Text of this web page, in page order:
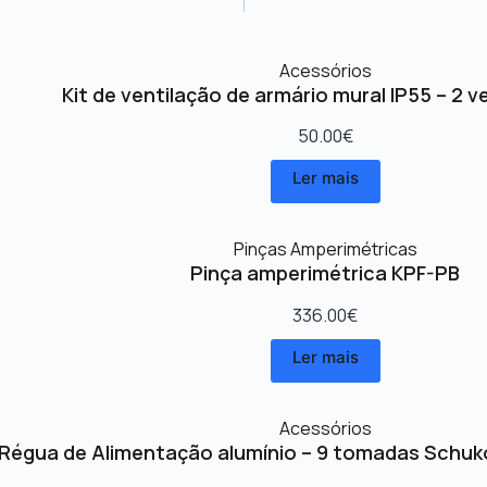
Acessórios
Kit de ventilação de armário mural IP55 – 2
50.00€
Ler mais
Pinças Amperimétricas
Pinça amperimétrica KPF-PB
336.00€
Ler mais
Acessórios
de Alimentação alumínio – 9 tomadas